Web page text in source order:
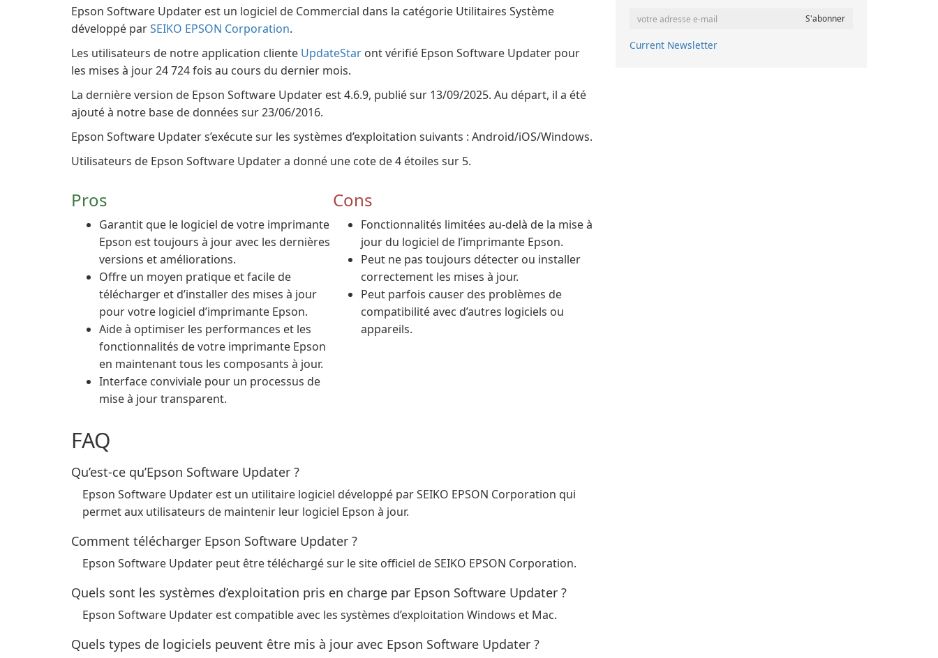
Epson Software Updater est un logiciel de Commercial dans la catégorie Utilitaires Système
développé parSEIKO EPSON Corporation.
Les utilisateurs de notre application cliente UpdateStar ont vérifié Epson Software Updater pour
les mises à jour 24 724 fois au cours du dernier mois.
La dernière version de Epson Software Updater est 4.6.9, publié sur 13/09/2025. Au départ, il a été
ajouté à notre base de données sur 23/06/2016.
Epson Software Updater s’exécute sur les systèmes d’exploitation suivants : Android/iOS/Windows.
Utilisateurs de Epson Software Updater a donné une cote de 4 étoiles sur 5.
Pros
Garantit que le logiciel de votre imprimante
Epson est toujours à jour avec les dernières
versions et améliorations.
Offre un moyen pratique et facile de
télécharger et d’installer des mises à jour
pour votre logiciel d’imprimante Epson.
Aide à optimiser les performances et les
fonctionnalités de votre imprimante Epson
en maintenant tous les composants à jour.
Interface conviviale pour un processus de
mise à jour transparent.
Cons
Fonctionnalités limitées au-delà de la mise à
jour du logiciel de l’imprimante Epson.
Peut ne pas toujours détecter ou installer
correctement les mises à jour.
Peut parfois causer des problèmes de
compatibilité avec d’autres logiciels ou
appareils.
FAQ
Qu’est-ce qu’Epson Software Updater ?
Epson Software Updater est un utilitaire logiciel développé par SEIKO EPSON Corporation qui
permet aux utilisateurs de maintenir leur logiciel Epson à jour.
Comment télécharger Epson Software Updater ?
Epson Software Updater peut être téléchargé sur le site officiel de SEIKO EPSON Corporation.
Quels sont les systèmes d’exploitation pris en charge par Epson Software Updater ?
Epson Software Updater est compatible avec les systèmes d’exploitation Windows et Mac.
Quels types de logiciels peuvent être mis à jour avec Epson Software Updater ?
Current Newsletter